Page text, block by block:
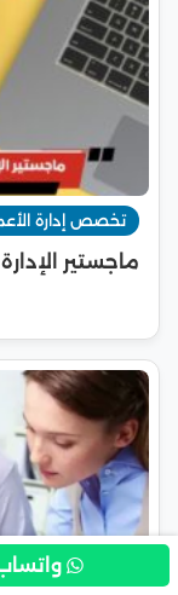
تخصص إدارة
ماجستير